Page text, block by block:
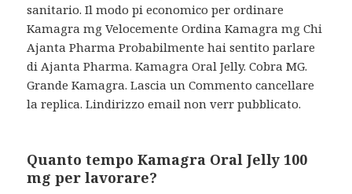
sanitario. Il modo pi economico per ordinare
Kamagra mg Velocemente Ordina Kamagra mg Chi
Ajanta Pharma Probabilmente hai sentito parlare
di Ajanta Pharma. Kamagra Oral Jelly. Cobra MG.
Grande Kamagra. Lascia un Commento cancellare
la replica. Lindirizzo email non verr pubblicato.
Quanto tempo Kamagra Oral Jelly 100
mg per lavorare?